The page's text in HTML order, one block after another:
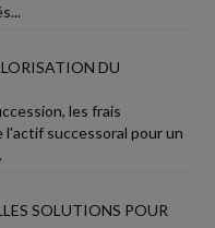
DU
les frais
successoral pour un
SOLUTIONS POUR